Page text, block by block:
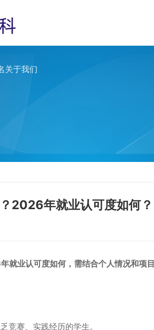
关于我们
2026年就业认可度如何？
就业认可度如何，需结合个人情况和项目
竞赛、实践经历的学生。